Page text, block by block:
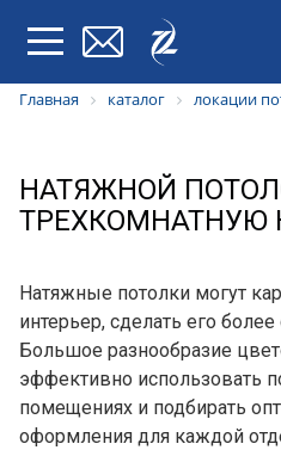
Главная каталог локации
НАТЯЖНОЙ
ТРЕХКОМНАТНУЮ
Натяжные потолки могут
интерьер, сделать его
Большое разнообразие
эффективно использовать
помещениях и подбирать
оформления для каждой